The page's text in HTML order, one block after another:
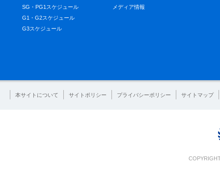
SG・PG1スケジュール
G1・G2スケジュール
G3スケジュール
メディア情報
本サイトについて サイトポリシー プライバシーポリシー サイトマップ